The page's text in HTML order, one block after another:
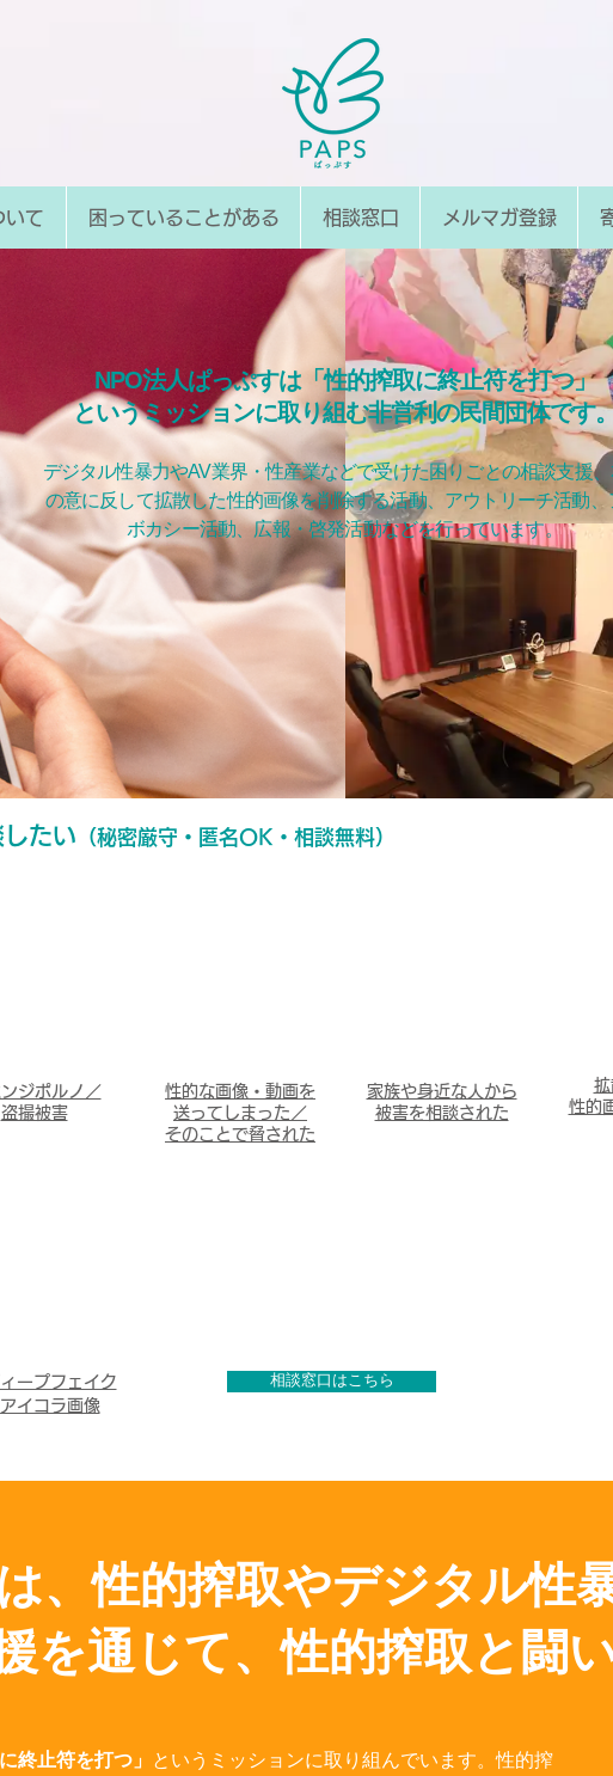
いて 困っていることがある 相談窓口 メルマガ登録
NPO法人ぱっぷすは「性的搾取に終止符を打つ」
というミッションに取り組む非営利の民間団体です
デジタル性暴力やAV業界・性産業などで受けた困りごとの相談支援
の意に反して拡散した性的画像を削除する活動、アウトリーチ活動、
ボカシー活動、広報・啓発活動などを行っています。
わたしたち「ぱっぷす」について
たい （秘密厳守・匿名OK・相談無料）
ジポルノ／
盗撮被害
性的な画像・動画を
送ってしまった／
​そのことで脅された
家族や身近な人から
被害を相談された
性的
ープフェイク
​アイコラ画像
相談窓口はこちら
、性的搾取やデジタル性
を通じて、性的搾取と闘
終止符を打つ」 というミッションに取り組んでいます。性的搾